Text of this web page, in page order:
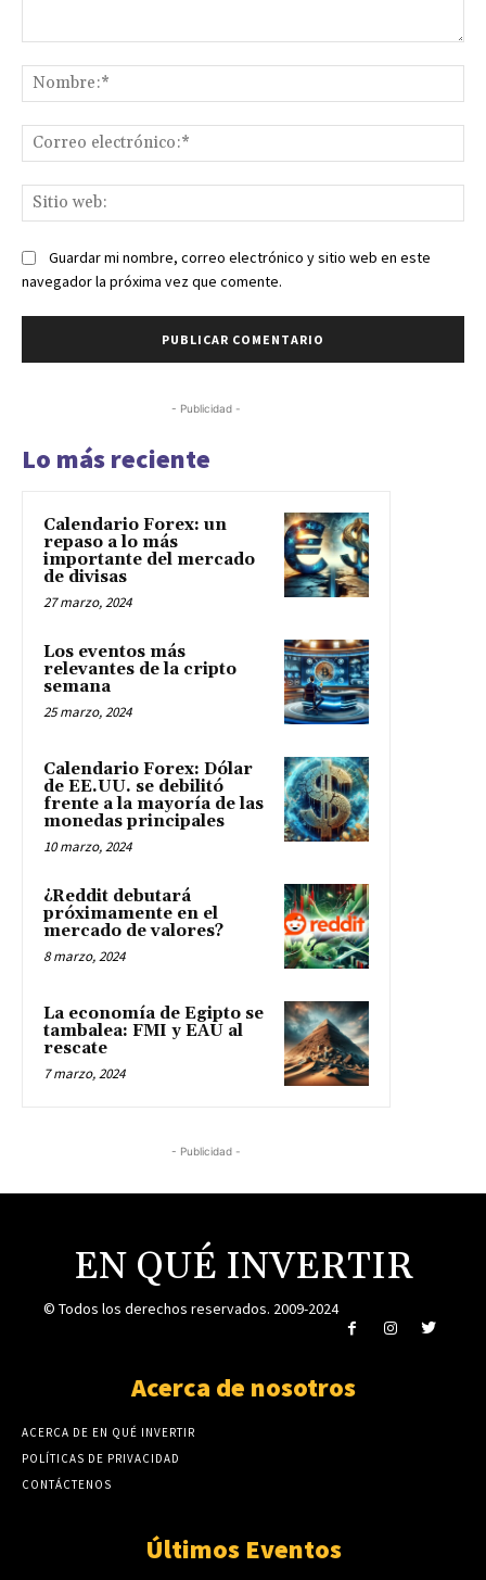
Guardar mi nombre, correo electrónico y sitio web en este
navegador la próxima vez que comente.
- Publicidad -
Lo más reciente
Calendario Forex: un
repaso a lo más
importante del mercado
de divisas
27 marzo, 2024
Los eventos más
relevantes de la cripto
semana
25 marzo, 2024
Calendario Forex: Dólar
de EE.UU. se debilitó
frente a la mayoría de las
monedas principales
10 marzo, 2024
¿Reddit debutará
próximamente en el
mercado de valores?
8 marzo, 2024
La economía de Egipto se
tambalea: FMI y EAU al
rescate
7 marzo, 2024
- Publicidad -
EN QUÉ INVERTIR
© Todos los derechos reservados. 2009-2024
Acerca de nosotros
ACERCA DE EN QUÉ INVERTIR
POLÍTICAS DE PRIVACIDAD
CONTÁCTENOS
Últimos Eventos